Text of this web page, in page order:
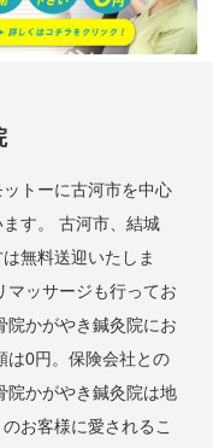
トーに古河市を中心
す。 古河市、結城
無料送迎いたしま
マッサージも行ってお
院かがやき鍼灸院にお
は0円。保険会社との
院かがやき鍼灸院は地
お客様に愛されるこ